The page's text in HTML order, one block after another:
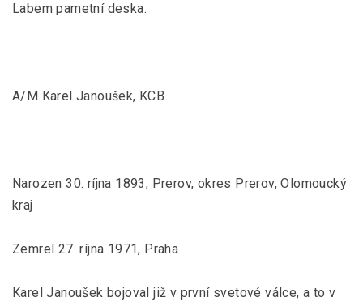
Labem pametní deska.
A/M Karel Janoušek, KCB
Narozen 30. ríjna 1893, Prerov, okres Prerov, Olomoucký
kraj
Zemrel 27. ríjna 1971, Praha
Karel Janoušek bojoval již v první svetové válce, a to v